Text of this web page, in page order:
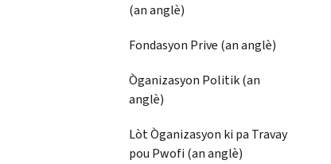
(an anglè)
Fondasyon Prive (an anglè)
Òganizasyon Politik (an
anglè)
Lòt Òganizasyon ki pa Travay
pou Pwofi (an anglè)